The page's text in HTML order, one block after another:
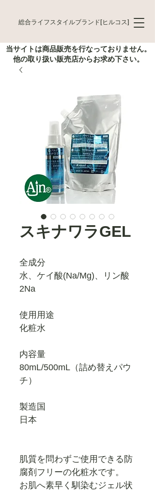
総合ライフスタイルブランド[ヒルコス]
当サイトは商品販売を行なっておりません。
他の取り扱い販売店からお求め下さい。
スキナワラGEL
全成分
水、ケイ酸(Na/Mg)、リン酸
2Na
使用用途
化粧水
内容量
80mL/500mL（詰め替えパウ
チ）
製造国
日本
肌質を問わずご使用できる防
腐剤フリーの化粧水です。
お肌へ素早く馴染むジェル状